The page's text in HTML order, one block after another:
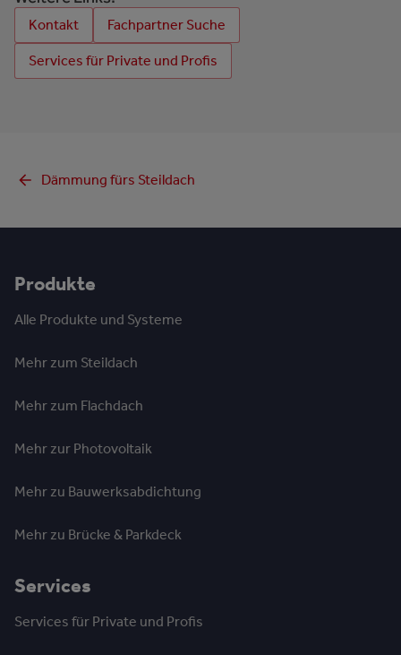
Kontakt Fachpartner Suche
Services für Private und Profis
Dämmung fürs Steildach
Produkte
Alle Produkte und Systeme
Mehr zum Steildach
Mehr zum Flachdach
Mehr zur Photovoltaik
Mehr zu Bauwerksabdichtung
Mehr zu Brücke & Parkdeck
Services
Services für Private und Profis